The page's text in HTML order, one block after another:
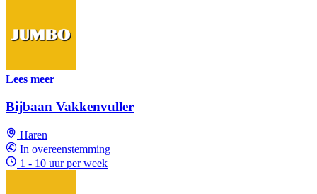
Lees meer
Bijbaan Vakkenvuller
Haren
In overeenstemming
1 - 10 uur per week